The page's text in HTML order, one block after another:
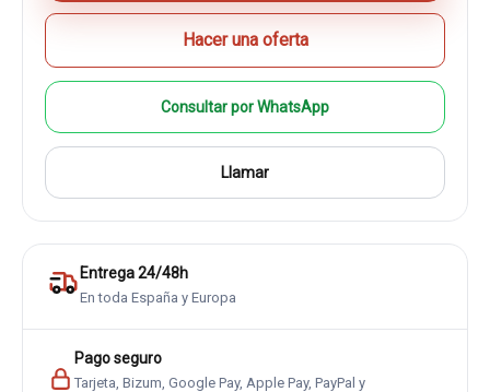
Hacer una oferta
Consultar por WhatsApp
Llamar
Entrega 24/48h
En toda España y Europa
Pago seguro
Tarjeta, Bizum, Google Pay, Apple Pay, PayPal y